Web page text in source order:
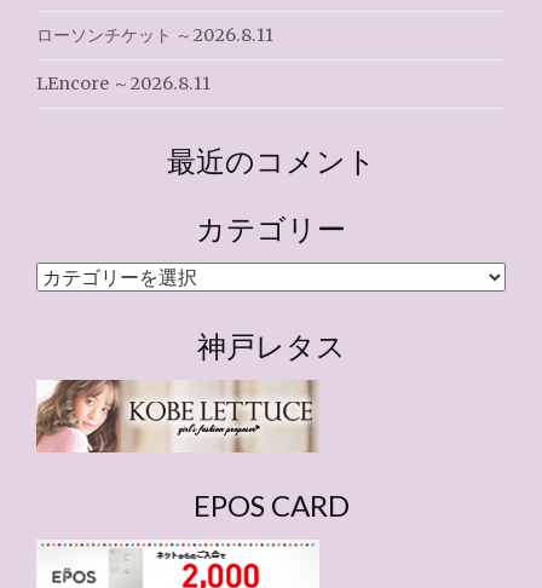
ローソンチケット ～2026.8.11
LEncore ～2026.8.11
最近のコメント
カテゴリー
カ
ー
神戸レタス
EPOS CARD